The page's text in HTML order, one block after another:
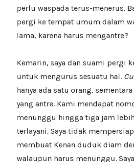
perlu waspada terus-menerus.
pergi ke tempat umum dalam
lama, karena harus mengantre?
Kemarin, saya dan suami pergi
untuk mengurus sesuatu hal.
hanya ada satu orang,
yang antre. Kami mendapat
menunggu hingga tiga jam
terlayani. Saya tidak
membuat Kenan duduk diam
walaupun harus menunggu.